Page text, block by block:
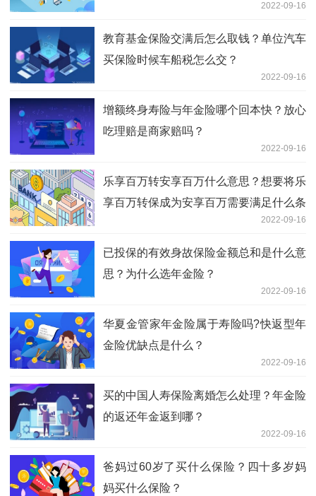
2022-09-16
教育基金保险交满后怎么取钱？单位汽车
买保险时候车船税怎么交？
2022-09-16
增额终身寿险与年金险哪个回本快？放心
吃理赔是商家赔吗？
2022-09-16
乐享百万转安享百万什么意思？想要将乐
享百万转保成为安享百万需要满足什么条
2022-09-16
已投保的有效身故保险金额总和是什么意
思？为什么选年金险？
2022-09-16
华夏金管家年金险属于寿险吗?快返型年
金险优缺点是什么？
2022-09-16
买的中国人寿保险离婚怎么处理？年金险
的返还年金返到哪？
2022-09-16
爸妈过60岁了买什么保险？四十多岁妈
妈买什么保险？